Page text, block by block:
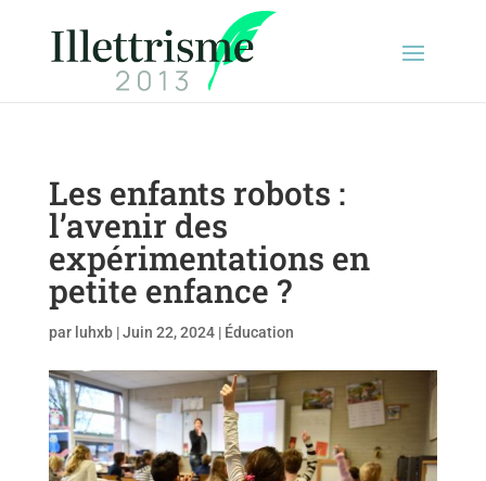
Les enfants robots :
l’avenir des
expérimentations en
petite enfance ?
par luhxb|Juin 22, 2024| Éducation